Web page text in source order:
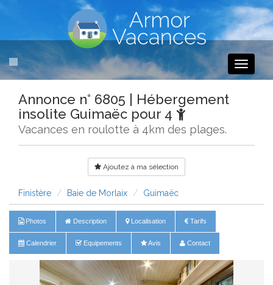
Toggle
Annonce n° 6805 | Hébergement
insolite Guimaëc pour 4
Vacances en roulotte à 4km des plages.
Ajoutez à ma sélection
Finistère Baie de Morlaix Guimaëc
Photos Description Localisation Tarifs
Calendrier Equipements Avis Contact